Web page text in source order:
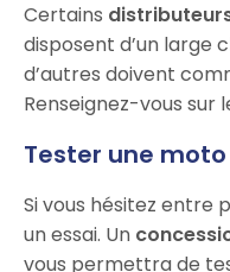
Certains
disposent d’un large
d’autres doivent
Renseignez-vous sur
Tester une
Si vous hésitez entre
un essai. Un
vous permettra de